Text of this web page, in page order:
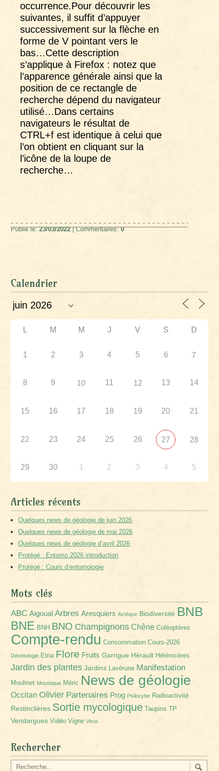
occurrence.Pour découvrir les
suivantes, il suffit d’appuyer
successivement sur la flèche en
forme de V pointant vers le
bas…Cette description
s’applique à Firefox : notez que
l’apparence générale ainsi que la
position de ce rectangle de
recherche dépend du navigateur
utilisé…Dans certains
navigateurs le résultat de
CTRL+f est identique à celui que
l’on obtient en cliquant sur la
l’icône de la loupe de
recherche…
Publié le:23/03/2022| Commentaires:0
Calendrier
L M M J V S D
1 2 3 4 5 6 7
8 9 10 11 12 13 14
15 16 17 18 19 20 21
22 23 24 25 26 27 28
29 30 1 2 3 4 5
Articles récents
Quelques news de géologie de juin 2026
Quelques news de géologie de mai 2026
Quelques news de géologie d’avril 2026
Protégé : Entomo 2026 introduction
Protégé : Cours d’entomologie
Mots clés
ABC Aigoual Arbres Aresquiers Aztèque Biodiversité BNB
BNE BNH BNO Champignons Chêne Coléoptères
Compte-rendu Consommation Cours-2026
Déontologie Etna Flore Fruits Garrigue Hérault Hétérocères
Jardin des plantes Jardins Lavérune Manifestation
Moulinet Moustique Méric News de géologie
Occitan Olivier Partenaires Prog Psilocybe Radioactivité
Restinclières Sortie mycologique Taupins TP
Vendargues Vidéo Vigne Virus
Rechercher